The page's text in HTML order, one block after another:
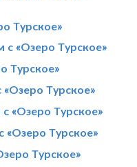
Турское»
«Озеро Турское»
Турское»
«Озеро Турское»
«Озеро Турское»
Турское»
Турское»